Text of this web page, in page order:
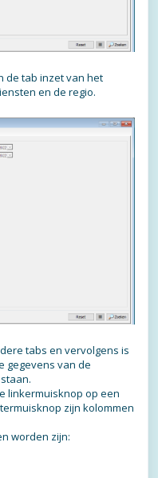
de tab inzet van het
en de regio.
tabs en vervolgens is
gegevens van de
linkermuisknop op een
zijn kolommen
worden zijn: